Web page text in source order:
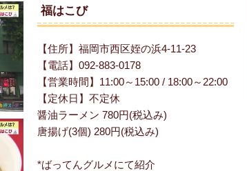
福はこび
【住所】福岡市西区姪の浜4-11-23
【電話】092-883-0178
【営業時間】11:00～15:00 / 18:00～22:00
【定休日】不定休
醤油ラーメン 780円(税込み)
唐揚げ(3個) 280円(税込み)
*ばってんグルメにて紹介